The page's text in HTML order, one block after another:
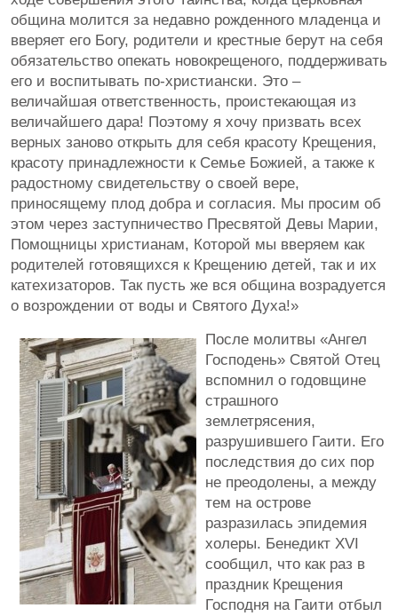
община молится за недавно рожденного младенца и
вверяет его Богу, родители и крестные берут на себя
обязательство опекать новокрещеного, поддерживать
его и воспитывать по-христиански. Это –
величайшая ответственность, проистекающая из
величайшего дара! Поэтому я хочу призвать всех
верных заново открыть для себя красоту Крещения,
красоту принадлежности к Семье Божией, а также к
радостному свидетельству о своей вере,
приносящему плод добра и согласия. Мы просим об
этом через заступничество Пресвятой Девы Марии,
Помощницы христианам, Которой мы вверяем как
родителей готовящихся к Крещению детей, так и их
катехизаторов. Так пусть же вся община возрадуется
о возрождении от воды и Святого Духа!»
После молитвы «Ангел
Господень» Святой Отец
вспомнил о годовщине
страшного
землетрясения,
разрушившего Гаити. Его
последствия до сих пор
не преодолены, а между
тем на острове
разразилась эпидемия
холеры. Бенедикт XVI
сообщил, что как раз в
праздник Крещения
Господня на Гаити отбыл